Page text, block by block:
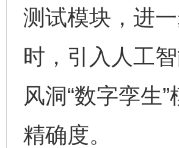
测试模块，进
时，引入人工
风洞“数字孪生
精确度。